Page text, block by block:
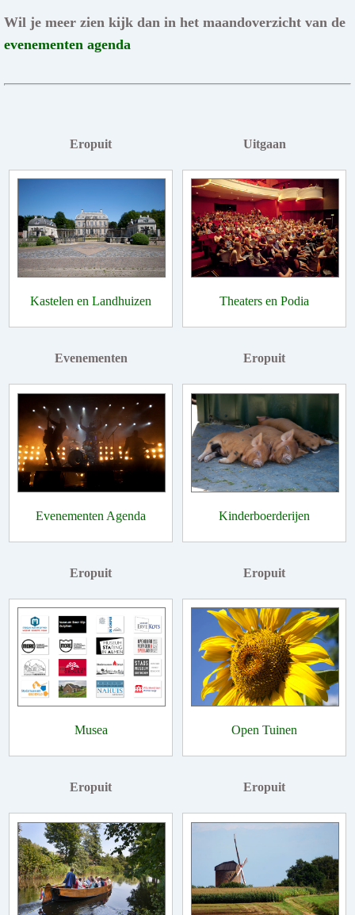
Wil je meer zien kijk dan in het maandoverzicht van de
evenementen agenda
Eropuit
Kastelen en Landhuizen
Uitgaan
Theaters en Podia
Evenementen
Evenementen Agenda
Eropuit
Kinderboerderijen
Eropuit
Musea
Eropuit
Open Tuinen
Eropuit Eropuit